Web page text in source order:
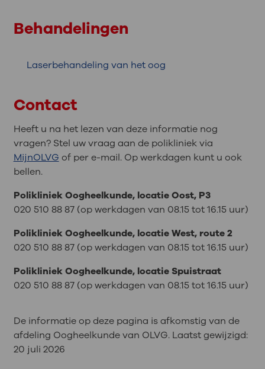
Behandelingen
Laserbehandeling van het oog
Contact
Heeft u na het lezen van deze informatie nog
vragen? Stel uw vraag aan de polikliniek via
MijnOLVGof per e-mail. Op werkdagen kunt u ook
bellen.
Polikliniek Oogheelkunde, locatie Oost, P3
020 510 88 87 (op werkdagen van 08.15 tot 16.15 uur)
Polikliniek Oogheelkunde, locatie West, route 2
020 510 88 87 (op werkdagen van 08.15 tot 16.15 uur)
Polikliniek Oogheelkunde, locatie Spuistraat
020 510 88 87 (op werkdagen van 08.15 tot 16.15 uur)
De informatie op deze pagina is afkomstig van de
afdeling Oogheelkunde van OLVG. Laatst gewijzigd:
20 juli 2026